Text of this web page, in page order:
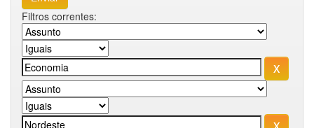
Filtros correntes: